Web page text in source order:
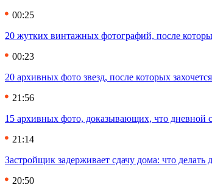
00:25
20 жутких винтажных фотографий, после
00:23
20 архивных фото звезд, после которых
21:56
15 архивных фото, доказывающих, что дневной
21:14
Застройщик задерживает сдачу дома: что
20:50